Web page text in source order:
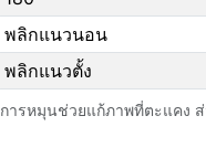
พลิกแนวนอน
พลิกแนวตั้ง
การหมุนช่วยแก้ภาพที่ตะแคง